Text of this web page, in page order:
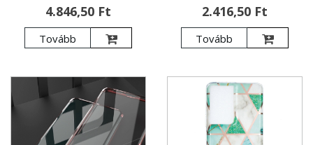
4.846,50 Ft
Tovább
2.416,50 Ft
Tovább